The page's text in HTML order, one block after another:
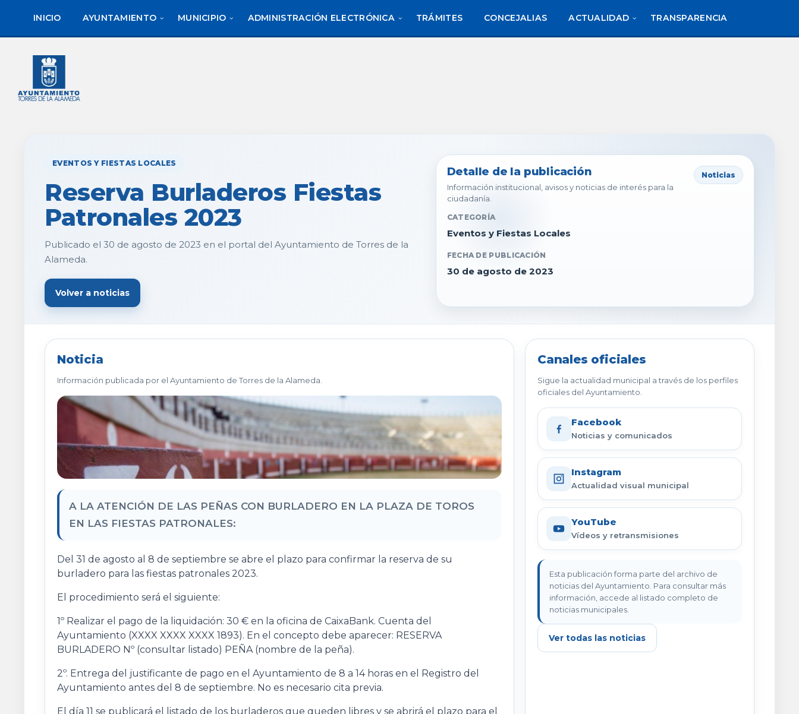
contenido
de
INICIO AYUNTAMIENTO MUNICIPIO ADMINISTRACIÓN ELECTRÓNICA TRÁMITES CONCEJALIAS ACTUALIDAD TRANSPARENCIA
EVENTOS Y FIESTAS LOCALES
Reserva Burladeros Fiestas
Patronales 2023
Publicado el 30 de agosto de 2023 en el portal del Ayuntamiento de Torres de la
Alameda.
Volver a noticias
Detalle de la publicación
Información institucional, avisos y noticias de interés para la
ciudadanía.
Noticias
CATEGORÍA
Eventos y Fiestas Locales
FECHA DE PUBLICACIÓN
30 de agosto de 2023
Noticia
Información publicada por el Ayuntamiento de Torres de la Alameda.
A LA ATENCIÓN DE LAS PEÑAS CON BURLADERO EN LA PLAZA DE TOROS
EN LAS FIESTAS PATRONALES:
Del 31 de agosto al 8 de septiembre se abre el plazo para confirmar la reserva de su
burladero para las fiestas patronales 2023.
El procedimiento será el siguiente:
1º Realizar el pago de la liquidación: 30 € en la oficina de CaixaBank. Cuenta del
Ayuntamiento (XXXX XXXX XXXX 1893). En el concepto debe aparecer: RESERVA
BURLADERO Nº (consultar listado) PEÑA (nombre de la peña).
2º. Entrega del justificante de pago en el Ayuntamiento de 8 a 14 horas en el Registro del
Ayuntamiento antes del 8 de septiembre. No es necesario cita previa.
El día 11 se publicará el listado de los burladeros que queden libres y se abrirá el plazo para el
Canales oficiales
Sigue la actualidad municipal a través de los perfiles
oficiales del Ayuntamiento.
Facebook
Noticias y comunicados
Instagram
Actualidad visual municipal
YouTube
Vídeos y retransmisiones
Esta publicación forma parte del archivo de
noticias del Ayuntamiento. Para consultar más
información, accede al listado completo de
noticias municipales.
Ver todas las noticias